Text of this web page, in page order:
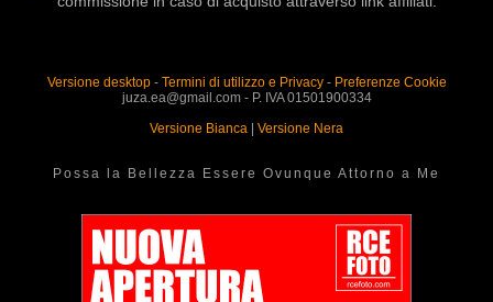
Versione desktop- Termini di utilizzo e Privacy- Preferenze Cookie
juza.ea@gmail.com - P. IVA 01501900334
Versione Bianca | Versione Nera
Possa la Bellezza Essere Ovunque Attorno a Me